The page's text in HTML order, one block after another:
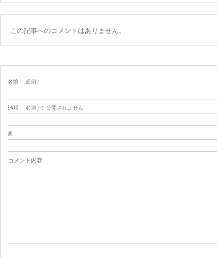
この記事へのコメントはありません。
名前 ( 必須 )
E-MAIL ( 必須 ) ※ 公開されません
URL
コメント内容